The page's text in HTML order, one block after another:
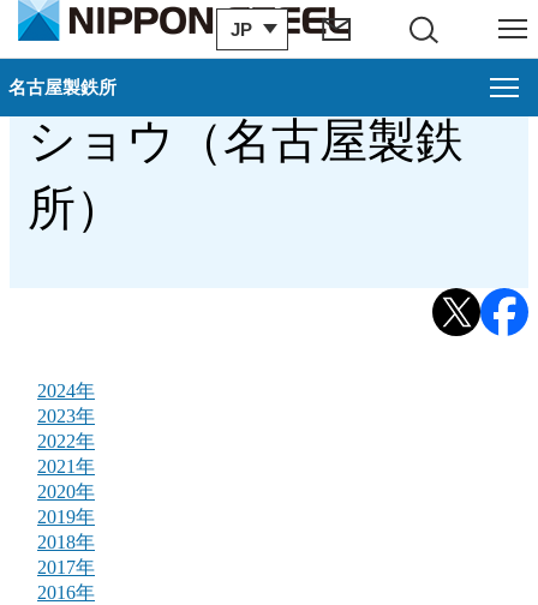
JP
サイト内検索 メニュー
名古屋製鉄所
戻る
閉じ
名古屋製鉄所
地域・社会貢献（名古屋製鉄所）
地域の清掃活動（名古屋製鉄所）
「東海フラワーショウ2025」（名古屋製鉄所）
過去の東海フラワー
ショウ（名古屋製鉄
所）
2024年
2023年
2022年
2021年
2020年
2019年
2018年
2017年
2016年